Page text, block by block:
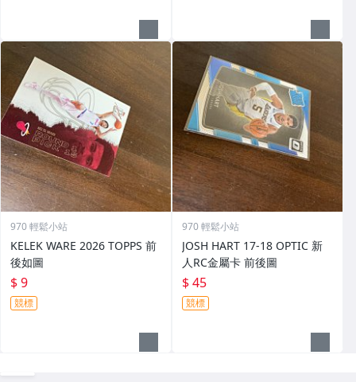
970 輕鬆小站
KELEK WARE 2026 TOPPS 前
後如圖
$ 9
競標
970 輕鬆小站
JOSH HART 17-18 OPTIC 新
人RC金屬卡 前後圖
$ 45
競標